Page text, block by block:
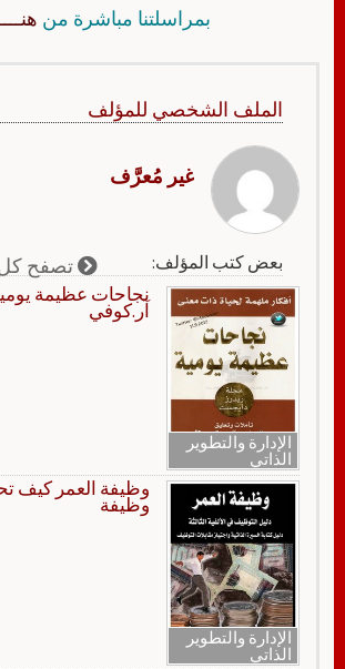
بمراسلتنا مباشرة من
الملف الشخصي للمؤلف
غير مُعرَّف
بعض كتب المؤلف: تصفح
الإدارة والتطوير
الذاتي
نجاحات عظيمة
آر.كوفي
الإدارة والتطوير
الذاتي
وظيفة العمر كيف
وظيفة